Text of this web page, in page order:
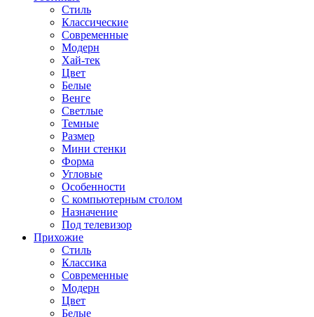
Стиль
Классические
Современные
Модерн
Хай-тек
Цвет
Белые
Венге
Светлые
Темные
Размер
Мини стенки
Форма
Угловые
Особенности
С компьютерным столом
Назначение
Под телевизор
Прихожие
Стиль
Классика
Современные
Модерн
Цвет
Белые